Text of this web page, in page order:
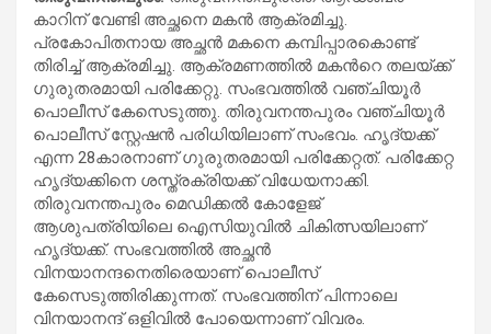
കാറിന് വേണ്ടി അച്ഛനെ മകൻ ആക്രമിച്ചു.
പ്രകോപിതനായ അച്ഛൻ മകനെ കമ്പിപ്പാരകൊണ്ട്
തിരിച്ച് ആക്രമിച്ചു. ആക്രമണത്തിൽ മകന്‍റെ തലയ്ക്ക്
ഗുരുതരമായി പരിക്കേറ്റു. സംഭവത്തിൽ വഞ്ചിയൂര്‍
പൊലീസ് കേസെടുത്തു. തിരുവനന്തപുരം വഞ്ചിയൂര്‍
പൊലീസ് സ്റ്റേഷൻ പരിധിയിലാണ് സംഭവം. ഹൃദ്യക്ക്
എന്ന 28കാരനാണ് ഗുരുതരമായി പരിക്കേറ്റത്. പരിക്കേറ്റ
ഹൃദ്യക്കിനെ ശസ്ത്രക്രിയക്ക് വിധേയനാക്കി.
തിരുവനന്തപുരം മെഡിക്കൽ കോളേജ്
ആശുപത്രിയിലെ ഐസിയുവിൽ ചികിത്സയിലാണ്
ഹൃദ്യക്ക്. സംഭവത്തിൽ അച്ഛൻ
വിനയാനന്ദനെതിരെയാണ് പൊലീസ്
കേസെടുത്തിരിക്കുന്നത്. സംഭവത്തിന് പിന്നാലെ
വിനയാനന്ദ് ഒളിവിൽ പോയെന്നാണ് വിവരം.